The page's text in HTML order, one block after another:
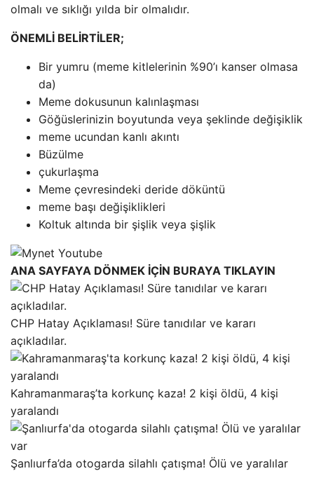
olmalı ve sıklığı yılda bir olmalıdır.
ÖNEMLİ BELİRTİLER;
Bir yumru (meme kitlelerinin %90’ı kanser olmasa
da)
Meme dokusunun kalınlaşması
Göğüslerinizin boyutunda veya şeklinde değişiklik
meme ucundan kanlı akıntı
Büzülme
çukurlaşma
Meme çevresindeki deride döküntü
meme başı değişiklikleri
Koltuk altında bir şişlik veya şişlik
ANA SAYFAYA DÖNMEK İÇİN BURAYA TIKLAYIN
CHP Hatay Açıklaması! Süre tanıdılar ve kararı
açıkladılar.
Kahramanmaraş’ta korkunç kaza! 2 kişi öldü, 4 kişi
yaralandı
Şanlıurfa’da otogarda silahlı çatışma! Ölü ve yaralılar